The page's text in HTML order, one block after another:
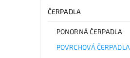
ČERPADLA
PONORNÁ ČERPADLA
POVRCHOVÁ ČERPADLA